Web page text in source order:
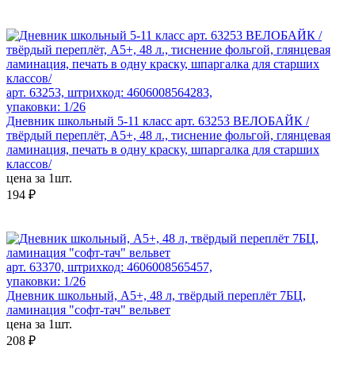
арт. 63253, штрихкод: 4606008564283,
упаковки: 1/26
Дневник школьный 5-11 класс арт. 63253 ВЕЛОБАЙК /
твёрдый переплёт, А5+, 48 л., тиснение фольгой, глянцевая
ламинация, печать в одну краску, шпаргалка для старших
классов/
цена за 1шт.
194 ₽
арт. 63370, штрихкод: 4606008565457,
упаковки: 1/26
Дневник школьный, А5+, 48 л, твёрдый переплёт 7БЦ,
ламинация "софт-тач" вельвет
цена за 1шт.
208 ₽